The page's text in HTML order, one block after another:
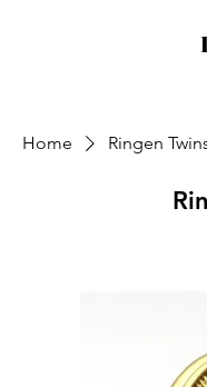
Home Ringen